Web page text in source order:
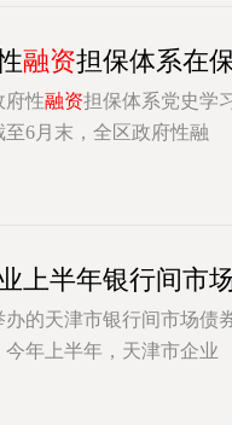
融资担保体系在
府性融资担保体系党史学
至6月末，全区政府性融
上半年银行间市
的天津市银行间市场债
今年上半年，天津市企业